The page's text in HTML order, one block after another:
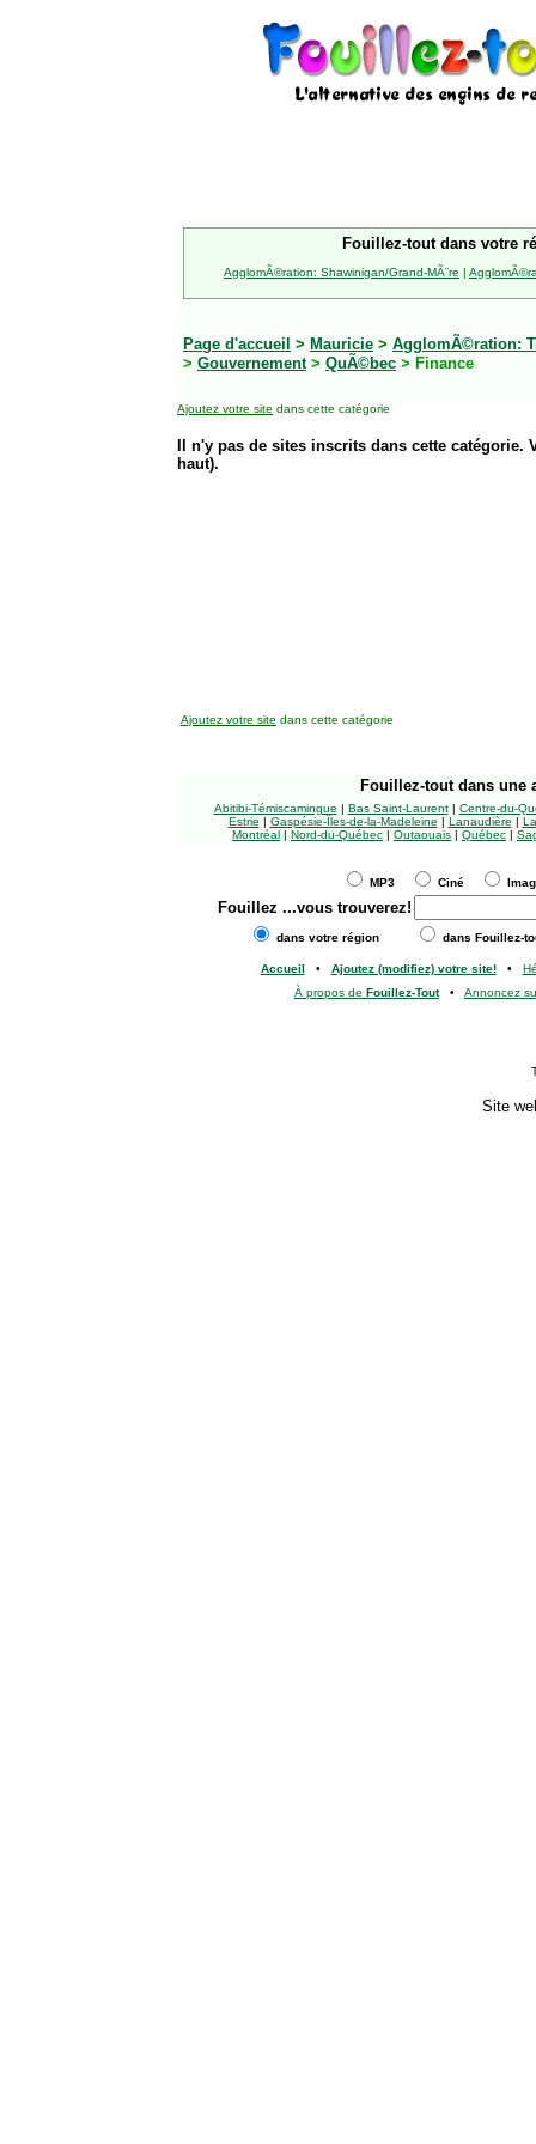
Fouillez-tout dans votre
AgglomÃ©ration: Shawinigan/Grand-MÃ¨re |
Page d'accueil > Mauricie > AgglomÃ©ration:
> Gouvernement> QuÃ©bec > Finance
Ajoutez votre site dans cette catégorie
Il n'y pas de sites inscrits dans cette
haut).
Ajoutez votre site dans cette catégorie
Fouillez-tout dans une
Abitibi-Témiscamingue | Bas Saint-Laurent| Centre-du-
Estrie | Gaspésie-Îles-de-la-Madeleine | Lanaudière |
Montréal | Nord-du-Québec | Outaouais | Québec |
MP3 Ciné
Fouillez ...vous trouverez!
dans votre région dans Fouillez-
Accueil • Ajoutez (modifiez) votre site!•
À propos de Fouillez-Tout• Annoncez
Site